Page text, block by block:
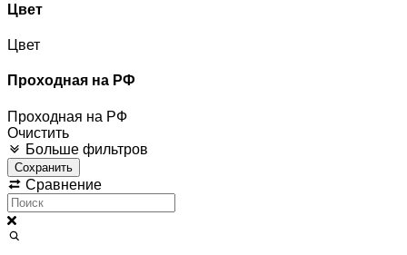
Цвет
Цвет
Проходная на РФ
Проходная на РФ
Очистить
Больше фильтров
Сохранить
Сравнение